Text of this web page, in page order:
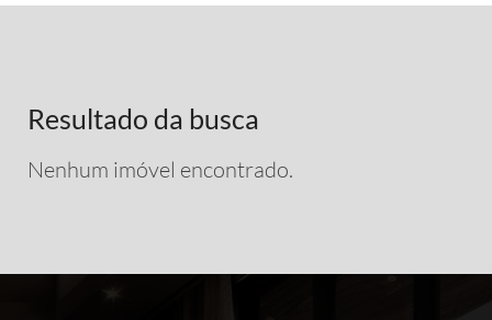
Resultado da busca
Nenhum imóvel encontrado.